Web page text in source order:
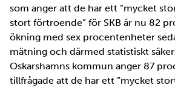
som anger att de har ett ”mycket
stort förtroende” för SKB är nu 82
ökning med sex procentenheter
mätning och därmed statistiskt
Oskarshamns kommun anger 87
tillfrågade att de har ett ”mycket